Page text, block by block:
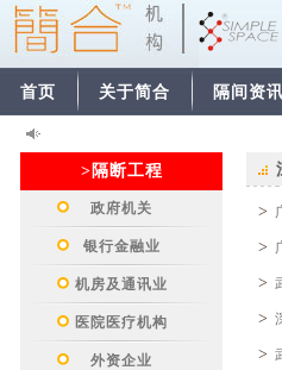
首页 关于简合 隔间资讯
>隔断工程
政府机关
银行金融业
机房及通讯业
医院医疗机构
外资企业
>
>
>
>
>